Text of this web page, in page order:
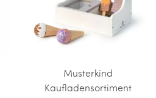
Musterkind
Kaufladensortiment